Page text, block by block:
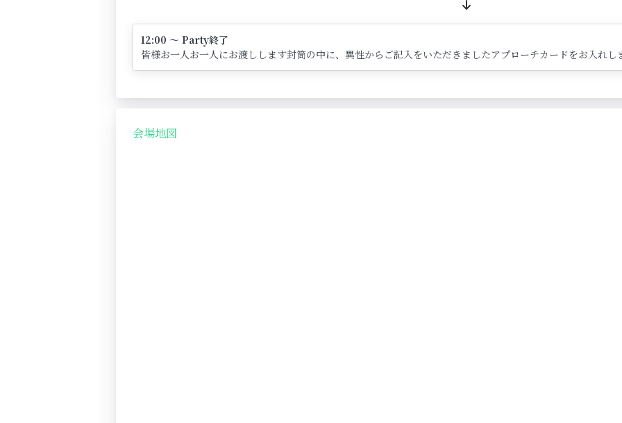
12:00 ～ Party終了
皆様お一人お一人にお渡しします封筒の中に、異性からご記入をいただきましたアプローチカードをお入れし
会場地図